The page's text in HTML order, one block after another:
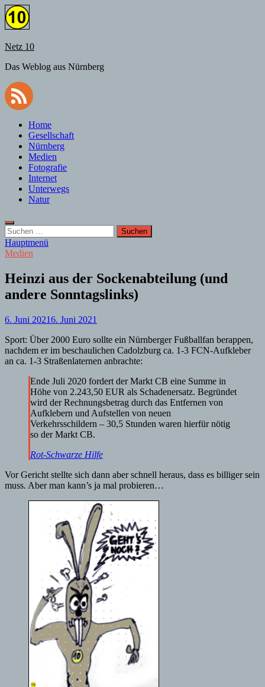
Zum
Inhalt
springen
Netz 10
Das Weblog aus Nürnberg
Home
Gesellschaft
Nürnberg
Medien
Fotografie
Internet
Unterwegs
Natur
Suchen
nach:
Hauptmenü
Medien
Heinzi aus der Sockenabteilung (und
andere Sonntagslinks)
6. Juni 20216. Juni 2021
Sport: Über 2000 Euro sollte ein Nürnberger Fußballfan berappen,
nachdem er im beschaulichen Cadolzburg ca. 1-3 FCN-Aufkleber
an ca. 1-3 Straßenlaternen anbrachte:
Ende Juli 2020 fordert der Markt CB eine Summe in
Höhe von 2.243,50 EUR als Schadenersatz. Begründet
wird der Rechnungsbetrag durch das Entfernen von
Aufklebern und Aufstellen von neuen
Verkehrsschildern – 30,5 Stunden waren hierfür nötig
so der Markt CB.
Rot-Schwarze Hilfe
Vor Gericht stellte sich dann aber schnell heraus, dass es billiger sein
muss. Aber man kann’s ja mal probieren…